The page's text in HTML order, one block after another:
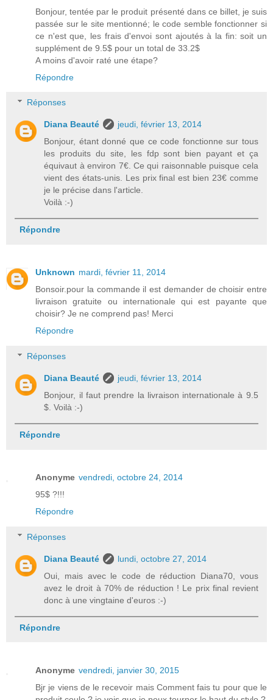
Bonjour, tentée par le produit présenté dans ce billet, je suis
passée sur le site mentionné; le code semble fonctionner si
ce n'est que, les frais d'envoi sont ajoutés à la fin: soit un
supplément de 9.5$ pour un total de 33.2$
A moins d'avoir raté une étape?
Répondre
Réponses
Diana Beauté
jeudi, février 13, 2014
Bonjour, étant donné que ce code fonctionne sur tous
les produits du site, les fdp sont bien payant et ça
équivaut à environ 7€. Ce qui raisonnable puisque cela
vient des états-unis. Les prix final est bien 23€ comme
je le précise dans l'article.
Voilà :-)
Répondre
Unknown mardi, février 11, 2014
Bonsoir.pour la commande il est demander de choisir entre
livraison gratuite ou internationale qui est payante que
choisir? Je ne comprend pas! Merci
Répondre
Réponses
Diana Beauté
jeudi, février 13, 2014
Bonjour, il faut prendre la livraison internationale à 9.5
$. Voilà :-)
Répondre
Anonyme vendredi, octobre 24, 2014
95$ ?!!!
Répondre
Réponses
Diana Beauté
lundi, octobre 27, 2014
Oui, mais avec le code de réduction Diana70, vous
avez le droit à 70% de réduction ! Le prix final revient
donc à une vingtaine d'euros :-)
Répondre
Anonyme vendredi, janvier 30, 2015
Bjr je viens de le recevoir mais Comment fais tu pour que le